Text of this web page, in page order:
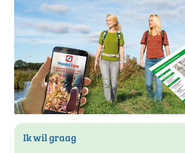
Ik wil graag